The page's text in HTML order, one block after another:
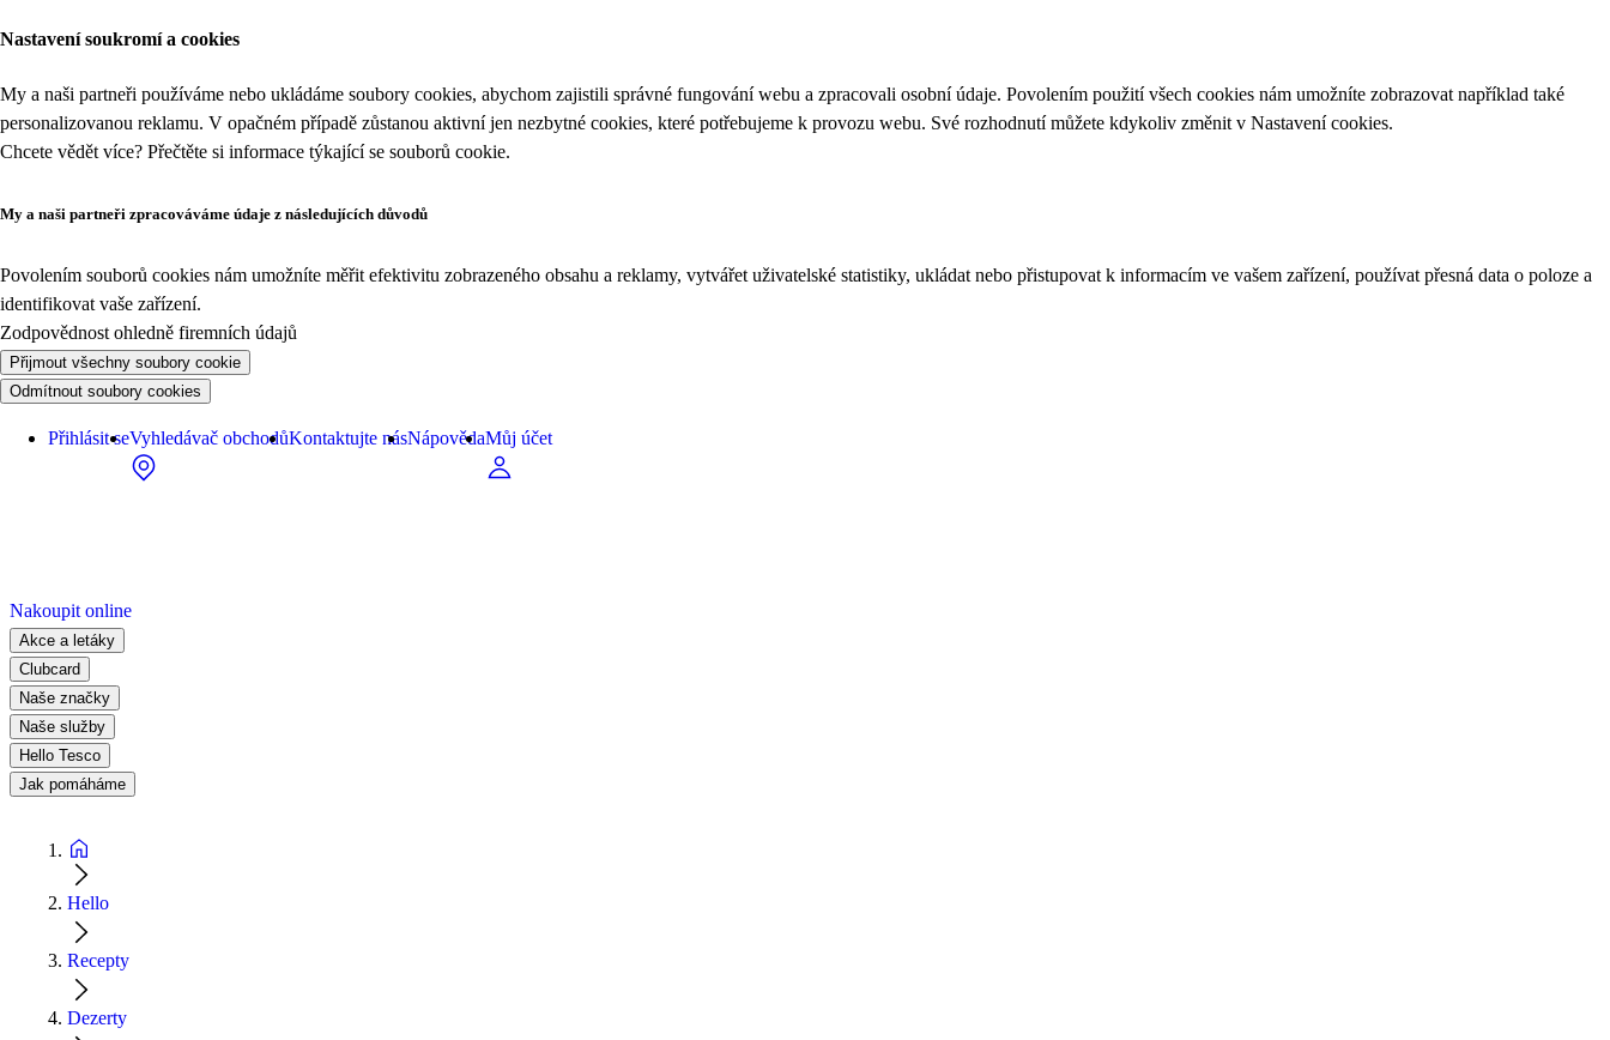
Nastavení soukromí a cookies
My a naši partneři používáme nebo ukládáme soubory cookies, abychom zajistili správné fungování webu a zpracovali osobní údaje. Povolením použití všech cookies nám umožníte zobrazovat například také
personalizovanou reklamu. V opačném případě zůstanou aktivní jen nezbytné cookies, které potřebujeme k provozu webu. Své rozhodnutí můžete kdykoliv změnit v Nastavení cookies.
Chcete vědět více? Přečtěte si informace týkající se souborů cookie.
My a naši partneři zpracováváme údaje z následujících důvodů
Povolením souborů cookies nám umožníte měřit efektivitu zobrazeného obsahu a reklamy, vytvářet uživatelské statistiky, ukládat nebo přistupovat k informacím ve vašem zařízení, používat přesná data o poloze a
identifikovat vaše zařízení.
Zodpovědnost ohledně firemních údajů
Přijmout všechny soubory cookie
Odmítnout soubory cookies
Přihlásit seVyhledávač obchodůKontaktujte násNápovědaMůj účet
Nakoupit online
Akce a letáky
Clubcard
Naše značky
Naše služby
Hello Tesco
Jak pomáháme
Hello
Recepty
Dezerty